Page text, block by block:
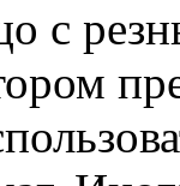
с